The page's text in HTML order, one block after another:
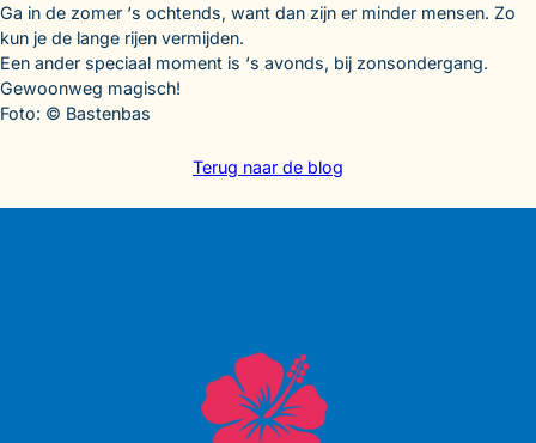
Ga in de zomer ‘s ochtends, want dan zijn er minder mensen. Zo
kun je de lange rijen vermijden.
Een ander speciaal moment is ‘s avonds, bij zonsondergang.
Gewoonweg magisch!
Foto: © Bastenbas
Terug naar de blog